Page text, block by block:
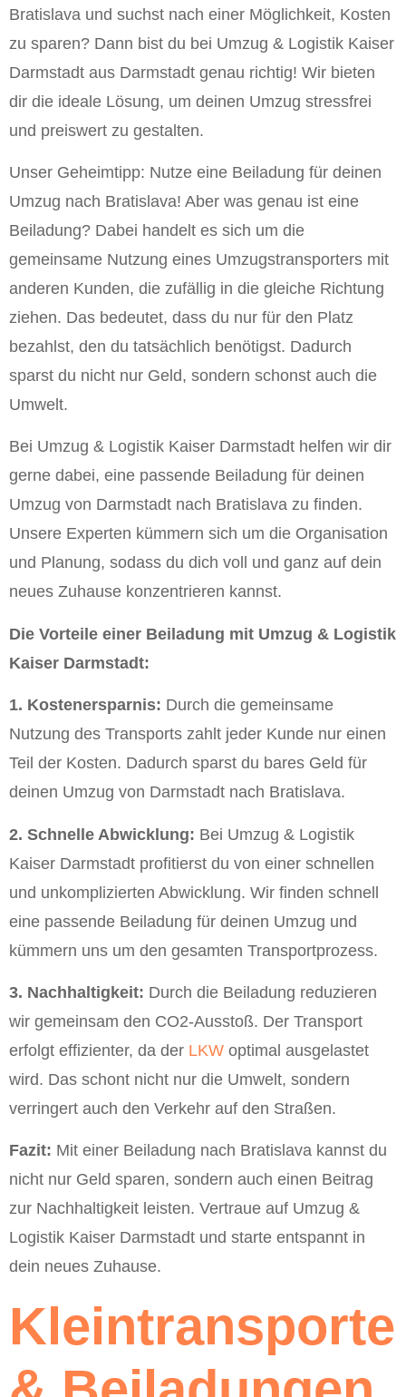
Bratislava und suchst nach einer Möglichkeit, Kosten
zu sparen? Dann bist du bei Umzug & Logistik Kaiser
Darmstadt aus Darmstadt genau richtig! Wir bieten
dir die ideale Lösung, um deinen Umzug stressfrei
und preiswert zu gestalten.
Unser Geheimtipp: Nutze eine Beiladung für deinen
Umzug nach Bratislava! Aber was genau ist eine
Beiladung? Dabei handelt es sich um die
gemeinsame Nutzung eines Umzugstransporters mit
anderen Kunden, die zufällig in die gleiche Richtung
ziehen. Das bedeutet, dass du nur für den Platz
bezahlst, den du tatsächlich benötigst. Dadurch
sparst du nicht nur Geld, sondern schonst auch die
Umwelt.
Bei Umzug & Logistik Kaiser Darmstadt helfen wir dir
gerne dabei, eine passende Beiladung für deinen
Umzug von Darmstadt nach Bratislava zu finden.
Unsere Experten kümmern sich um die Organisation
und Planung, sodass du dich voll und ganz auf dein
neues Zuhause konzentrieren kannst.
Die Vorteile einer Beiladung mit Umzug & Logistik
Kaiser Darmstadt:
1. Kostenersparnis: Durch die gemeinsame
Nutzung des Transports zahlt jeder Kunde nur einen
Teil der Kosten. Dadurch sparst du bares Geld für
deinen Umzug von Darmstadt nach Bratislava.
2. Schnelle Abwicklung: Bei Umzug & Logistik
Kaiser Darmstadt profitierst du von einer schnellen
und unkomplizierten Abwicklung. Wir finden schnell
eine passende Beiladung für deinen Umzug und
kümmern uns um den gesamten Transportprozess.
3. Nachhaltigkeit: Durch die Beiladung reduzieren
wir gemeinsam den CO2-Ausstoß. Der Transport
erfolgt effizienter, da der LKW optimal ausgelastet
wird. Das schont nicht nur die Umwelt, sondern
verringert auch den Verkehr auf den Straßen.
Fazit: Mit einer Beiladung nach Bratislava kannst du
nicht nur Geld sparen, sondern auch einen Beitrag
zur Nachhaltigkeit leisten. Vertraue auf Umzug &
Logistik Kaiser Darmstadt und starte entspannt in
dein neues Zuhause.
Kleintransporte